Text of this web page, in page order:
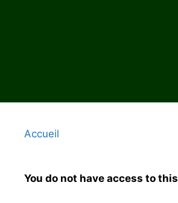
Accueil
You do not have access to